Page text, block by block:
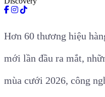
Hơn 60 thương hiệu
mới lần đầu ra mắt,
mùa cưới 2026, công